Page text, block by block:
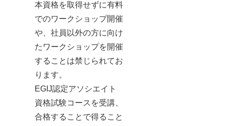
本資格を取得せずに有料
でのワークショップ開催
や、社員以外の方に向け
たワークショップを開催
することは禁じられてお
ります。
EGIJ認定アソシエイト
資格試験コースを受講、
合格することで得ること